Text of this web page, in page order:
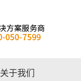
关于我们